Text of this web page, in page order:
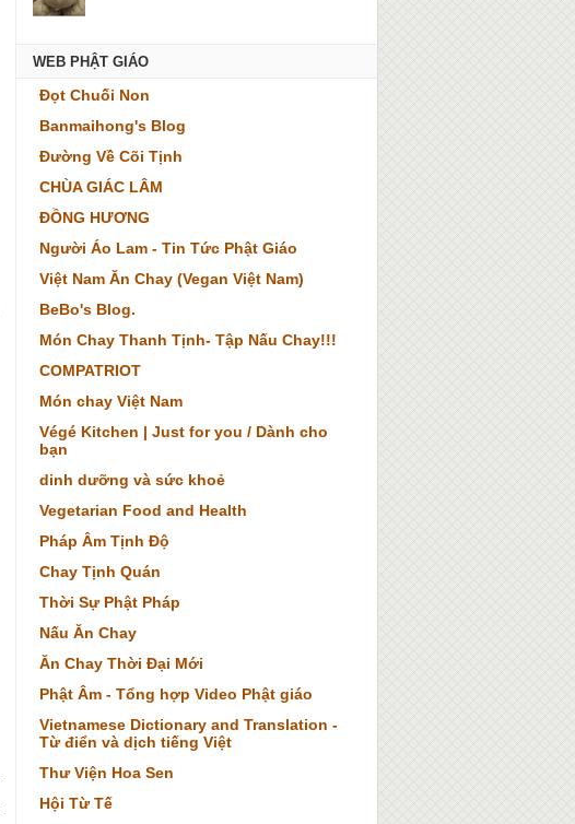
WEB PHẬT GIÁO
Đọt Chuối Non
Banmaihong's Blog
Đường Về Cõi Tịnh
CHÙA GIÁC LÂM
ĐỒNG HƯƠNG
Người Áo Lam - Tin Tức Phật Giáo
Việt Nam Ăn Chay (Vegan Việt Nam)
BeBo's Blog.
Món Chay Thanh Tịnh- Tập Nấu Chay!!!
COMPATRIOT
Món chay Việt Nam
Végé Kitchen | Just for you / Dành cho
bạn
dinh dưỡng và sức khoẻ
Vegetarian Food and Health
Pháp Âm Tịnh Độ
Chay Tịnh Quán
Thời Sự Phật Pháp
Nấu Ăn Chay
Ăn Chay Thời Đại Mới
Phật Âm - Tổng hợp Video Phật giáo
Vietnamese Dictionary and Translation -
Từ điển và dịch tiếng Việt
Thư Viện Hoa Sen
Hội Từ Tế